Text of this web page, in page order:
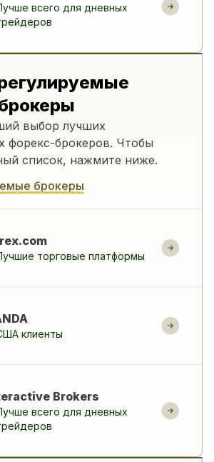
всего для дневных
выбор лучших
форекс-брокеров. Чтобы
список, нажмите ниже.
брокеры
торговые платформы
клиенты
Brokers
всего для дневных